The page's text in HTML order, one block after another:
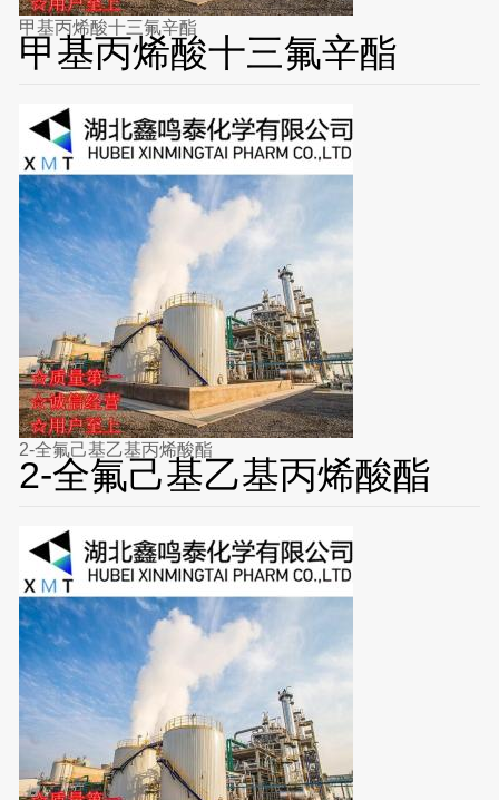
甲基丙烯酸十三氟辛酯
甲基丙烯酸十三氟辛酯
2-全氟己基乙基丙烯酸酯
2-全氟己基乙基丙烯酸酯